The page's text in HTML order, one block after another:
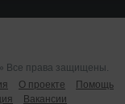
Все права защищены.
О проекте Помощь
Вакансии